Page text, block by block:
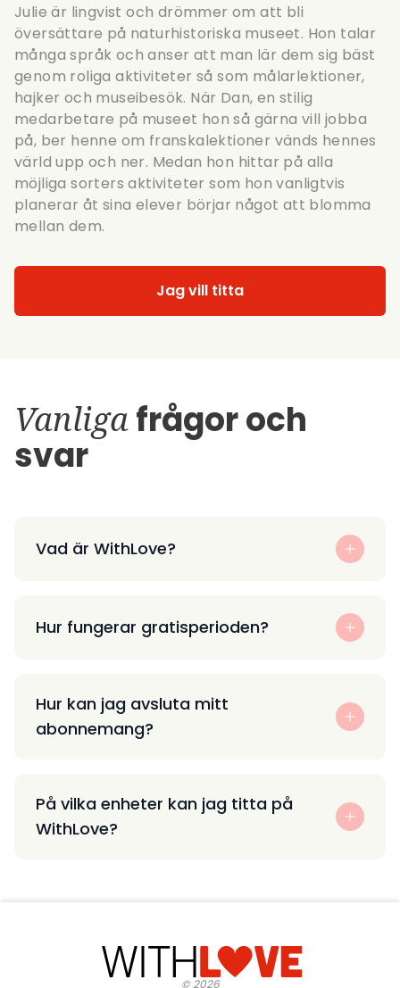
Julie är lingvist och drömmer om att bli
översättare på naturhistoriska museet. Hon talar
många språk och anser att man lär dem sig bäst
genom roliga aktiviteter så som målarlektioner,
hajker och museibesök. När Dan, en stilig
medarbetare på museet hon så gärna vill jobba
på, ber henne om franskalektioner vänds hennes
värld upp och ner. Medan hon hittar på alla
möjliga sorters aktiviteter som hon vanligtvis
planerar åt sina elever börjar något att blomma
mellan dem.
Jag vill titta
Vanligafrågor och
svar
Vad är WithLove?
Hur fungerar gratisperioden?
Hur kan jag avsluta mitt
abonnemang?
På vilka enheter kan jag titta på
WithLove?
©2026